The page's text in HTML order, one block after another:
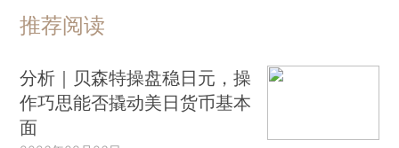
推荐阅读
分析｜贝森特操盘稳日元，操
作巧思能否撬动美日货币基本
面